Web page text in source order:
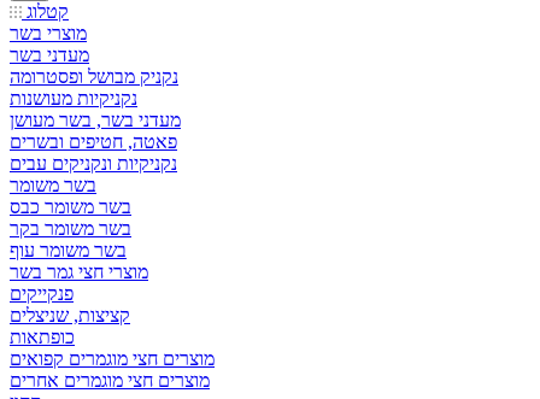
קטלוג
מוצרי בשר
מעדני בשר
נקניק מבושל ופסטרומה
נקניקיות מעושנות
מעדני בשר, בשר מעושן
פאטה, חטיפים ובשרים
נקניקיות ונקניקים עבים
בשר משומר
בשר משומר כבס
בשר משומר בקר
בשר משומר עוף
מוצרי חצי גמר בשר
פנקייקים
קציצות, שניצלים
כופתאות
מוצרים חצי מוגמרים קפואים
מוצרים חצי מוגמרים אחרים